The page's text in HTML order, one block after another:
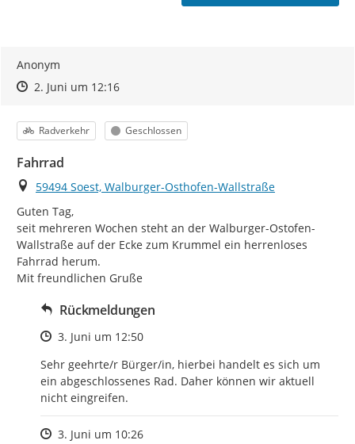
Anonym
Zeitpunkt des Erstellens
Zeitpunkt des Erstellens
2. Juni um 12:16Zur Äußerung
Kategorie
Radverkehr Status
Geschlossen
Fahrrad
Ort
59494 Soest, Walburger-Osthofen-Wallstraße
Guten Tag,
seit mehreren Wochen steht an der Walburger-Ostofen-
Wallstraße auf der Ecke zum Krummel ein herrenloses
Fahrrad herum.
Mit freundlichen Gruße
Rückmeldungen
Zeitpunkt des Erstellens
3. Juni um 12:50
Sehr geehrte/r Bürger/in, hierbei handelt es sich um
ein abgeschlossenes Rad. Daher können wir aktuell
nicht eingreifen.
Zeitpunkt des Erstellens
3. Juni um 10:26